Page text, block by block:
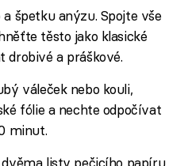
špetku anýzu. Spojte vše
těsto jako klasické
drobivé a práškové.
váleček nebo kouli,
fólie a nechte odpočívat
minut.
listy pečicího papíru